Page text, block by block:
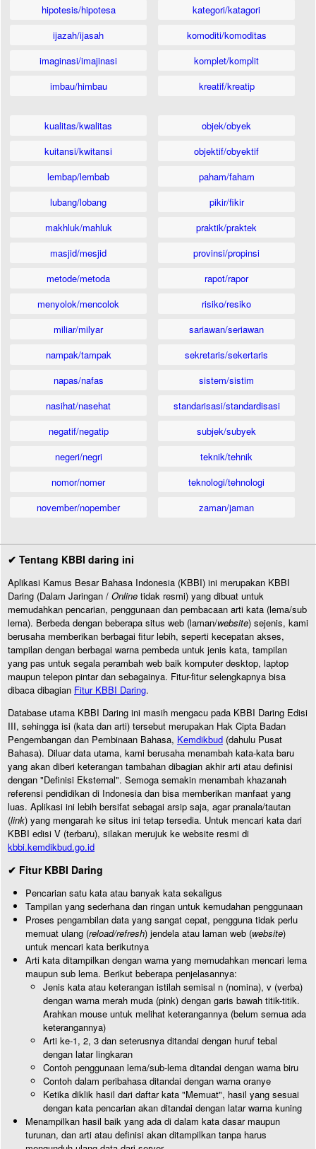
hipotesis/hipotesa
ijazah/ijasah
imaginasi/imajinasi
imbau/himbau
kategori/katagori
komoditi/komoditas
komplet/komplit
kreatif/kreatip
kualitas/kwalitas
kuitansi/kwitansi
lembap/lembab
lubang/lobang
makhluk/mahluk
masjid/mesjid
metode/metoda
menyolok/mencolok
miliar/milyar
nampak/tampak
napas/nafas
nasihat/nasehat
negatif/negatip
negeri/negri
nomor/nomer
november/nopember
objek/obyek
objektif/obyektif
paham/faham
pikir/fikir
praktik/praktek
provinsi/propinsi
rapot/rapor
risiko/resiko
sariawan/seriawan
sekretaris/sekertaris
sistem/sistim
standarisasi/standardisasi
subjek/subyek
teknik/tehnik
teknologi/tehnologi
zaman/jaman
✔ Tentang KBBI daring ini
Aplikasi Kamus Besar Bahasa Indonesia (KBBI) ini merupakan KBBI
Daring (Dalam Jaringan / Online tidak resmi) yang dibuat untuk
memudahkan pencarian, penggunaan dan pembacaan arti kata (lema/sub
lema). Berbeda dengan beberapa situs web (laman/website) sejenis, kami
berusaha memberikan berbagai fitur lebih, seperti kecepatan akses,
tampilan dengan berbagai warna pembeda untuk jenis kata, tampilan
yang pas untuk segala perambah web baik komputer desktop, laptop
maupun telepon pintar dan sebagainya. Fitur-fitur selengkapnya bisa
dibaca dibagian Fitur KBBI Daring.
Database utama KBBI Daring ini masih mengacu pada KBBI Daring Edisi
III, sehingga isi (kata dan arti) tersebut merupakan Hak Cipta Badan
Pengembangan dan Pembinaan Bahasa, Kemdikbud (dahulu Pusat
Bahasa). Diluar data utama, kami berusaha menambah kata-kata baru
yang akan diberi keterangan tambahan dibagian akhir arti atau definisi
dengan "Definisi Eksternal". Semoga semakin menambah khazanah
referensi pendidikan di Indonesia dan bisa memberikan manfaat yang
luas. Aplikasi ini lebih bersifat sebagai arsip saja, agar pranala/tautan
(link) yang mengarah ke situs ini tetap tersedia. Untuk mencari kata dari
KBBI edisi V (terbaru), silakan merujuk ke website resmi di
kbbi.kemdikbud.go.id
✔ Fitur KBBI Daring
Pencarian satu kata atau banyak kata sekaligus
Tampilan yang sederhana dan ringan untuk kemudahan penggunaan
Proses pengambilan data yang sangat cepat, pengguna tidak perlu
memuat ulang (reload/refresh) jendela atau laman web (website)
untuk mencari kata berikutnya
Arti kata ditampilkan dengan warna yang memudahkan mencari lema
maupun sub lema. Berikut beberapa penjelasannya:
Jenis kata atau keterangan istilah semisal n (nomina), v (verba)
dengan warna merah muda (pink) dengan garis bawah titik-titik.
Arahkan mouse untuk melihat keterangannya (belum semua ada
keterangannya)
Arti ke-1, 2, 3 dan seterusnya ditandai dengan huruf tebal
dengan latar lingkaran
Contoh penggunaan lema/sub-lema ditandai dengan warna biru
Contoh dalam peribahasa ditandai dengan warna oranye
Ketika diklik hasil dari daftar kata "Memuat", hasil yang sesuai
dengan kata pencarian akan ditandai dengan latar warna kuning
Menampilkan hasil baik yang ada di dalam kata dasar maupun
turunan, dan arti atau definisi akan ditampilkan tanpa harus